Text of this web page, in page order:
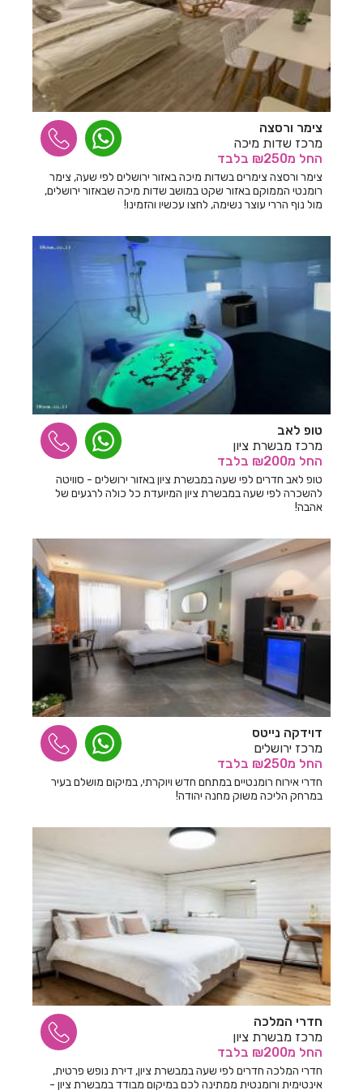
חדרים לפי שעה בבית לחם הגלילית
חדרים לפי שעה בבית ליד
חדרים לפי שעה בבית נחמיה
חדרים לפי שעה בבית עזרא
חדרים לפי שעה בבית עריף
חדרים לפי שעה בבית קמה
חדרים לפי שעה בבית שאן
חדרים לפי שעה בביתר עילית
חדרים לפי שעה בבני עטרות
חדרים לפי שעה בבנימינה
חדרים לפי שעה בבצרה
חדרים לפי שעה בבצת
חדרים לפי שעה בבר גיורא
חדרים לפי שעה בברוש
חדרים לפי שעה בברק
חדרים לפי שעה בבת ים
חדרים לפי שעה בגבע בנימין
חדרים לפי שעה בגבע כרמל
חדרים לפי שעה בגבעת אבני
חדרים לפי שעה בגבעת אולגה
חדרים לפי שעה בגבעת יערים
חדרים לפי שעה בגבעת נילי
חדרים לפי שעה בגבעתיים
חדרים לפי שעה בגדרה
חדרים לפי שעה בגורן
חדרים לפי שעה בגליל עליון
חדרים לפי שעה בגרנות הגליל
חדרים לפי שעה בדבורה
חדרים לפי שעה בדובב
חדרים לפי שעה בדור
חדרים לפי שעה בדישון
חדרים לפי שעה בדלתון
חדרים לפי שעה בהוד השרון
צימר ורסצה
מרכז שדות מיכה
החל מ₪250 בלבד
צימר ורסצה צימרים בשדות מיכה באזור ירושלים לפי שעה, צימר
רומנטי הממוקם באזור שקט במושב שדות מיכה שבאזור ירושלים,
מול נוף הררי עוצר נשימה, לחצו עכשיו והזמינו!
טופ לאב
מרכז מבשרת ציון
החל מ₪200 בלבד
טופ לאב חדרים לפי שעה במבשרת ציון באזור ירושלים - סוויטה
להשכרה לפי שעה במבשרת ציון המיועדת כל כולה לרגעים של
אהבה!
דוידקה נייטס
מרכז ירושלים
החל מ₪250 בלבד
חדרי אירוח רומנטיים במתחם חדש ויוקרתי, במיקום מושלם בעיר
במרחק הליכה משוק מחנה יהודה!
חדרי המלכה
מרכז מבשרת ציון
החל מ₪200 בלבד
חדרי המלכה חדרים לפי שעה במבשרת ציון, דירת נופש פרטית,
אינטימית ורומנטית ממתינה לכם במיקום מבודד במבשרת ציון -